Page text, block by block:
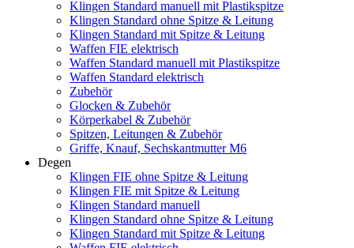
Klingen Standard manuell mit Plastikspitze
Klingen Standard ohne Spitze & Leitung
Klingen Standard mit Spitze & Leitung
Waffen FIE elektrisch
Waffen Standard manuell mit Plastikspitze
Waffen Standard elektrisch
Zubehör
Glocken & Zubehör
Körperkabel & Zubehör
Spitzen, Leitungen & Zubehör
Griffe, Knauf, Sechskantmutter M6
Degen
Klingen FIE ohne Spitze & Leitung
Klingen FIE mit Spitze & Leitung
Klingen Standard manuell
Klingen Standard ohne Spitze & Leitung
Klingen Standard mit Spitze & Leitung